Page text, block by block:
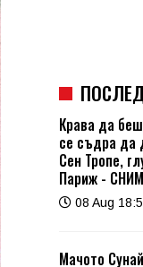
Крава да
се съдра да
Сен Тропе,
Париж -
08 Aug
Мачото